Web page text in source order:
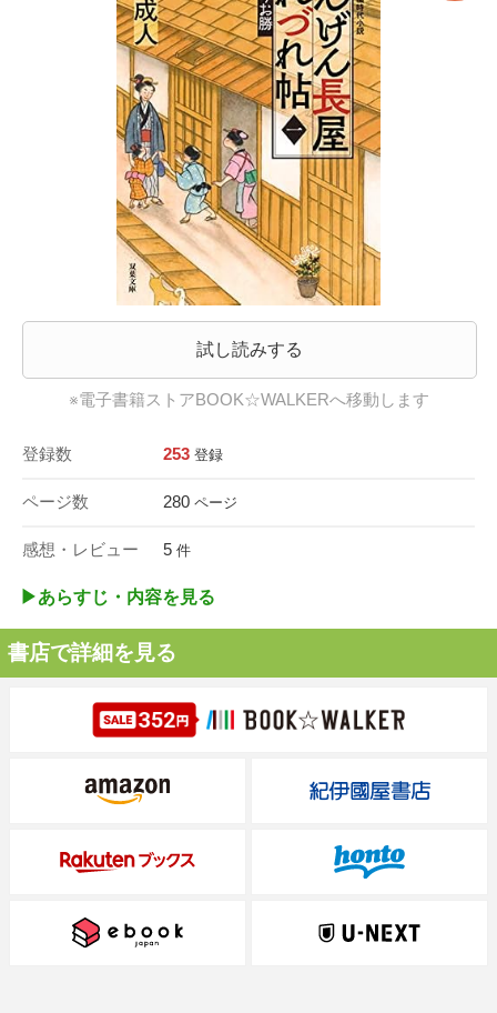
試し読みする
※電子書籍ストアBOOK☆WALKERへ移動します
登録数 253 登録
ページ数 280 ページ
感想・レビュー 5 件
▶︎あらすじ・内容を見る
書店で詳細を見る